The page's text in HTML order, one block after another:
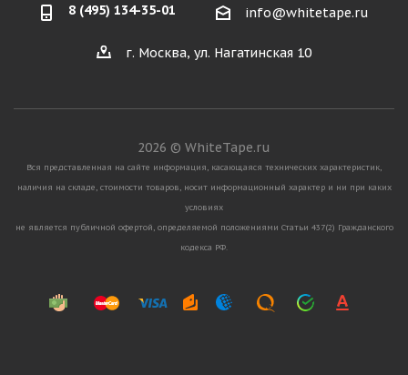
8 (495) 134-35-01 info@whitetape.ru
г. Москва, ул. Нагатинская 10
2026 © WhiteTape.ru
Вся представленная на сайте информация, касающаяся технических характеристик,
наличия на складе, стоимости товаров, носит информационный характер и ни при каких
условиях
не является публичной офертой, определяемой положениями Статьи 437(2) Гражданского
кодекса РФ.